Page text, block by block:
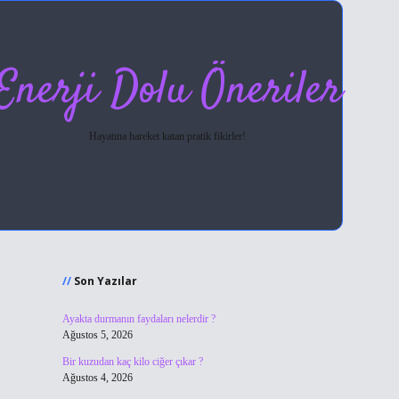
Dolu Öneriler
Hayatına hareket katan pratik fikirler!
Son Yazılar
Ayakta durmanın faydaları nelerdir ?
Ağustos 5, 2026
Bir kuzudan kaç kilo ciğer çıkar ?
Ağustos 4, 2026